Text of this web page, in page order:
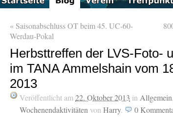
« Saisonabschluss OT beim 45. UC-60-
Werdau-Pokal
Herbsttreffen der LVS-Foto-
im TANA Ammelshain vom
2013
Veröffentlicht am 22. Oktober 2013 in Allgemein,
Wochenendaktivitäten von Harry. 0